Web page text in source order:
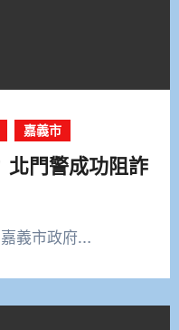
嘉義市
門警成功阻詐
嘉義市政府…